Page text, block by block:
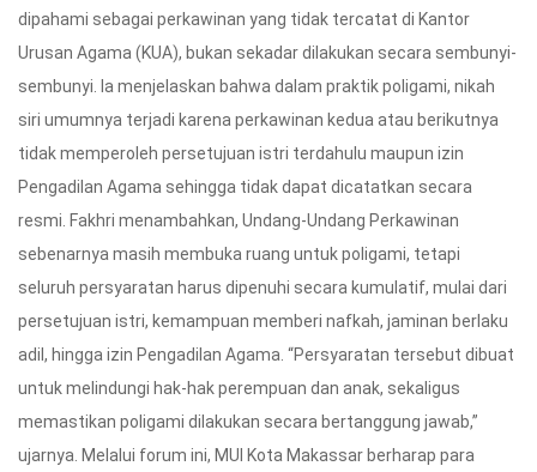
dipahami sebagai perkawinan yang tidak tercatat di Kantor
Urusan Agama (KUA), bukan sekadar dilakukan secara sembunyi-
sembunyi. Ia menjelaskan bahwa dalam praktik poligami, nikah
siri umumnya terjadi karena perkawinan kedua atau berikutnya
tidak memperoleh persetujuan istri terdahulu maupun izin
Pengadilan Agama sehingga tidak dapat dicatatkan secara
resmi. Fakhri menambahkan, Undang-Undang Perkawinan
sebenarnya masih membuka ruang untuk poligami, tetapi
seluruh persyaratan harus dipenuhi secara kumulatif, mulai dari
persetujuan istri, kemampuan memberi nafkah, jaminan berlaku
adil, hingga izin Pengadilan Agama. “Persyaratan tersebut dibuat
untuk melindungi hak-hak perempuan dan anak, sekaligus
memastikan poligami dilakukan secara bertanggung jawab,”
ujarnya. Melalui forum ini, MUI Kota Makassar berharap para